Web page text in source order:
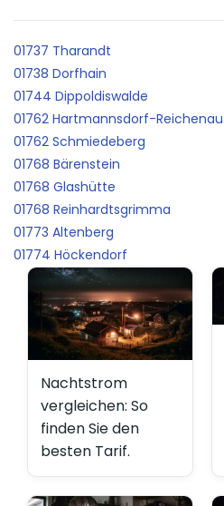
01737 Tharandt
01738 Dorfhain
01744 Dippoldiswalde
01762 Hartmannsdorf-Reichenau
01762 Schmiedeberg
01768 Bärenstein
01768 Glashütte
01768 Reinhardtsgrimma
01773 Altenberg
01774 Höckendorf
Nachtstrom
vergleichen: So
finden Sie den
besten Tarif.